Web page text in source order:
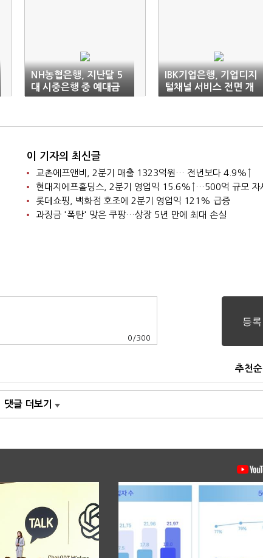
NH농협은행, 지난달 5
대 시중은행 중 예대금
리차 '최대'
IBK기업은행, 기업디지
털채널 서비스 전면 개
편
이 기자의 최신글
교촌에프앤비, 2분기 매출 1323억원… 전년보다 4.9%↑
롯데쇼핑, 백화점 호조에 2분기 영업익 121% 급증
과징금 '폭탄' 맞은 쿠팡…상장 5년 만에 최대 손실
0 /300
추천순
댓글 더보기